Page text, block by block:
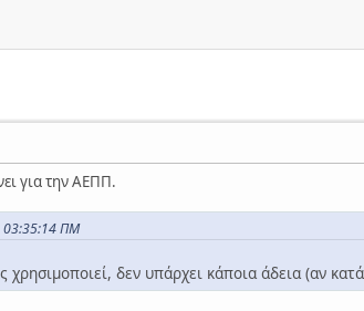
για την ΑΕΠΠ.
03:35:14 ΠΜ
χρησιμοποιεί, δεν υπάρχει κάποια άδεια (αν